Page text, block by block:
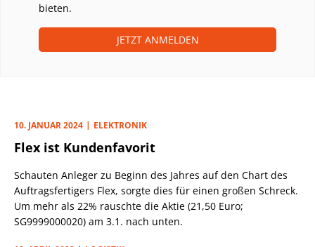
10. JANUAR 2024 ELEKTRONIK
Flex ist Kundenfavorit
Schauten Anleger zu Beginn des Jahres auf den Chart des
Auftragsfertigers Flex, sorgte dies für einen großen Schreck.
Um mehr als 22% rauschte die Aktie (21,50 Euro;
SG9999000020) am 3.1. nach unten.
bieten.
JETZT ANMELDEN